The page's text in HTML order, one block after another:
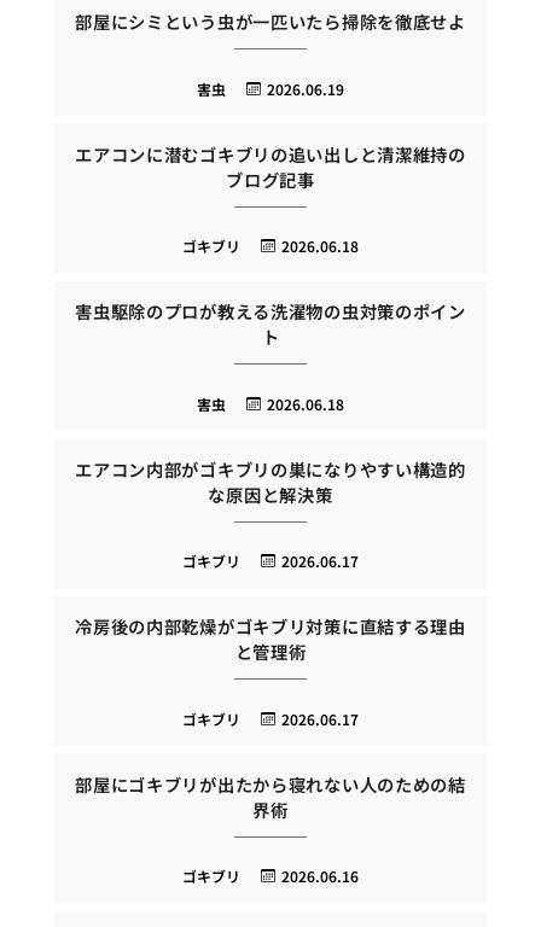
部屋にシミという虫が一匹いたら掃除を徹底せよ
2026.06.19
害虫
エアコンに潜むゴキブリの追い出しと清潔維持の
ブログ記事
2026.06.18
ゴキブリ
害虫駆除のプロが教える洗濯物の虫対策のポイン
ト
2026.06.18
害虫
エアコン内部がゴキブリの巣になりやすい構造的
な原因と解決策
2026.06.17
ゴキブリ
冷房後の内部乾燥がゴキブリ対策に直結する理由
と管理術
2026.06.17
ゴキブリ
部屋にゴキブリが出たから寝れない人のための結
界術
2026.06.16
ゴキブリ